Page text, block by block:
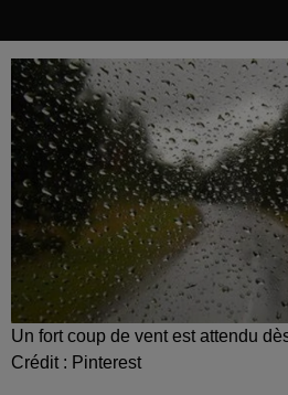
Un fort coup de vent est attendu
Crédit : Pinterest